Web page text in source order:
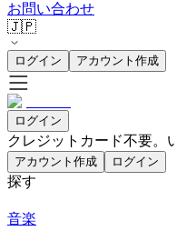
お問い合わせ
🇯🇵
ログイン アカウント作成
ログイン
クレジットカード不要。
アカウント作成 ログイン
探す
音楽